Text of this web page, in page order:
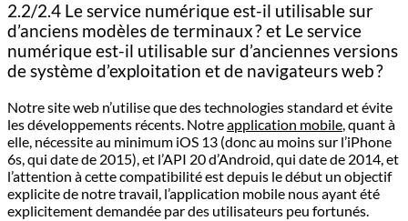
2.2/2.4 Le service numérique est-il utilisable sur
d’anciens modèles de terminaux ? et Le service
numérique est-il utilisable sur d’anciennes versions
de système d’exploitation et de navigateurs web ?
Notre site web n’utilise que des technologies standard et évite
les développements récents. Notreapplication mobile, quant à
elle, nécessite au minimum iOS 13 (donc au moins sur l’iPhone
6s, qui date de 2015), et l’API 20 d’Android, qui date de 2014, et
l’attention à cette compatibilité est depuis le début un objectif
explicite de notre travail, l’application mobile nous ayant été
explicitement demandée par des utilisateurs peu fortunés.